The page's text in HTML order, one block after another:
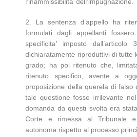
2. La sentenza d’appello ha
formulati dagli appellanti
specificita’ imposto
dichiaratamente riproduttivi di tutte
grado; ha poi ritenuto che,
ritenuto specifico, avente a
proposizione della querela di falso
tale questione fosse irrilevante
domanda da questi svolta era
Corte e rimessa al Tribunale
autonoma rispetto al processo